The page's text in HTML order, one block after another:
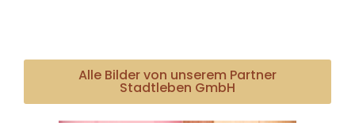
Alle Bilder von unserem Partner
Stadtleben GmbH